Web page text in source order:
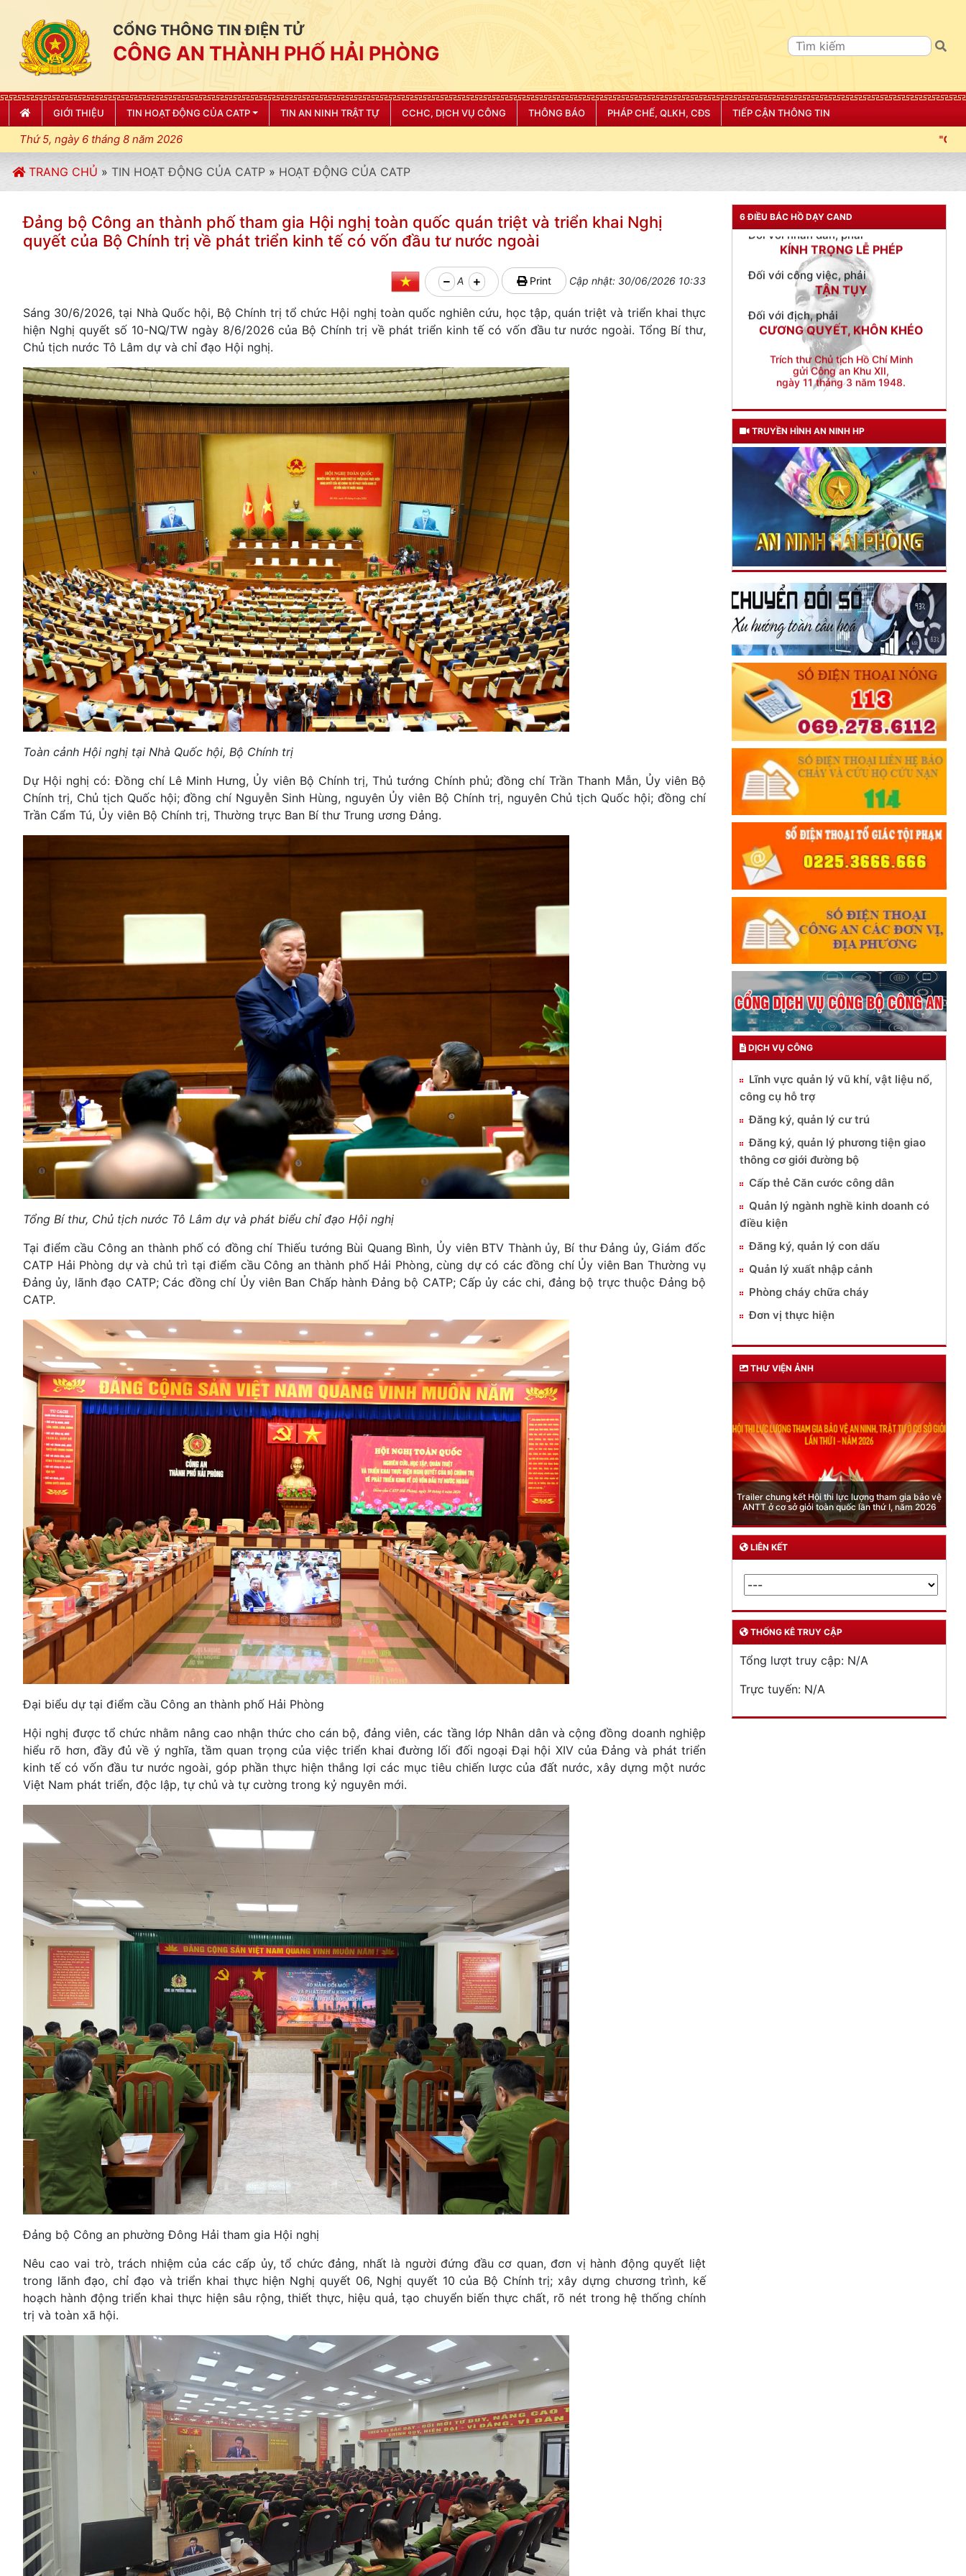
CỔNG THÔNG TIN ĐIỆN TỬ
CÔNG AN THÀNH PHỐ HẢI PHÒNG
GIỚI THIỆU TIN HOẠT ĐỘNG CỦA CATP TIN AN NINH TRẬT TỰ CCHC, DỊCH VỤ CÔNG THÔNG BÁO PHÁP CHẾ, QLKH, CĐS TIẾP CẬN THÔNG TIN
Thứ 5, ngày 6 tháng 8 năm 2026 "CÔNG AN THÀNH PHỐ HẢI PHÒNG SIẾT CHẶT
TRANG CHỦ » TIN HOẠT ĐỘNG CỦA CATP » HOẠT ĐỘNG CỦA CATP
Đảng bộ Công an thành phố tham gia Hội nghị toàn quốc quán triệt và triển khai Nghị
quyết của Bộ Chính trị về phát triển kinh tế có vốn đầu tư nước ngoài
A Print Cập nhật: 30/06/2026 10:33
Sáng 30/6/2026, tại Nhà Quốc hội, Bộ Chính trị tổ chức Hội nghị toàn quốc nghiên cứu, học tập, quán triệt và triển khai thực
hiện Nghị quyết số 10-NQ/TW ngày 8/6/2026 của Bộ Chính trị về phát triển kinh tế có vốn đầu tư nước ngoài. Tổng Bí thư,
Chủ tịch nước Tô Lâm dự và chỉ đạo Hội nghị.
Toàn cảnh Hội nghị tại Nhà Quốc hội, Bộ Chính trị
Dự Hội nghị có: Đồng chí Lê Minh Hưng, Ủy viên Bộ Chính trị, Thủ tướng Chính phủ; đồng chí Trần Thanh Mẫn, Ủy viên Bộ
Chính trị, Chủ tịch Quốc hội; đồng chí Nguyễn Sinh Hùng, nguyên Ủy viên Bộ Chính trị, nguyên Chủ tịch Quốc hội; đồng chí
Trần Cẩm Tú, Ủy viên Bộ Chính trị, Thường trực Ban Bí thư Trung ương Đảng.
Tổng Bí thư, Chủ tịch nước Tô Lâm dự và phát biểu chỉ đạo Hội nghị
Tại điểm cầu Công an thành phố có đồng chí Thiếu tướng Bùi Quang Bình, Ủy viên BTV Thành ủy, Bí thư Đảng ủy, Giám đốc
CATP Hải Phòng dự và chủ trì tại điểm cầu Công an thành phố Hải Phòng, cùng dự có các đồng chí Ủy viên Ban Thường vụ
Đảng ủy, lãnh đạo CATP; Các đồng chí Ủy viên Ban Chấp hành Đảng bộ CATP; Cấp ủy các chi, đảng bộ trực thuộc Đảng bộ
CATP.
Đại biểu dự tại điểm cầu Công an thành phố Hải Phòng
Hội nghị được tổ chức nhằm nâng cao nhận thức cho cán bộ, đảng viên, các tầng lớp Nhân dân và cộng đồng doanh nghiệp
hiểu rõ hơn, đầy đủ về ý nghĩa, tầm quan trọng của việc triển khai đường lối đối ngoại Đại hội XIV của Đảng và phát triển
kinh tế có vốn đầu tư nước ngoài, góp phần thực hiện thắng lợi các mục tiêu chiến lược của đất nước, xây dựng một nước
Việt Nam phát triển, độc lập, tự chủ và tự cường trong kỷ nguyên mới.
Đảng bộ Công an phường Đông Hải tham gia Hội nghị
Nêu cao vai trò, trách nhiệm của các cấp ủy, tổ chức đảng, nhất là người đứng đầu cơ quan, đơn vị hành động quyết liệt
trong lãnh đạo, chỉ đạo và triển khai thực hiện Nghị quyết 06, Nghị quyết 10 của Bộ Chính trị; xây dựng chương trình, kế
hoạch hành động triển khai thực hiện sâu rộng, thiết thực, hiệu quả, tạo chuyển biến thực chất, rõ nét trong hệ thống chính
trị và toàn xã hội.
6 ĐIỀU BÁC HỒ DẠY CAND
CẦN, KIỆM, LIÊM, CHÍNH
Đối với chính phủ, phải
TUYỆT ĐỐI TRUNG THÀNH
Đối với nhân dân, phải
KÍNH TRỌNG LỄ PHÉP
Đối với công việc, phải
TẬN TỤY
Đối với địch, phải
CƯƠNG QUYẾT, KHÔN KHÉO
Trích thư Chủ tịch Hồ Chí Minh
gửi Công an Khu XII,
ngày 11 tháng 3 năm 1948.
TRUYỀN HÌNH AN NINH HP
DỊCH VỤ CÔNG
Lĩnh vực quản lý vũ khí, vật liệu nổ,
công cụ hỗ trợ
Đăng ký, quản lý cư trú
Đăng ký, quản lý phương tiện giao
thông cơ giới đường bộ
Cấp thẻ Căn cước công dân
Quản lý ngành nghề kinh doanh có
điều kiện
Đăng ký, quản lý con dấu
Quản lý xuất nhập cảnh
Phòng cháy chữa cháy
Đơn vị thực hiện
THƯ VIỆN ẢNH
Phòng Quản lý xuất nhập cảnh: Hướng dẫn những
quy định mới trong lĩnh vực xuất cảnh, nhập cảnh
của công dân việt nam từ ngày 01/7/2026
LIÊN KẾT
THỐNG KÊ TRUY CẬP
Tổng lượt truy cập: N/A
Trực tuyến: N/A